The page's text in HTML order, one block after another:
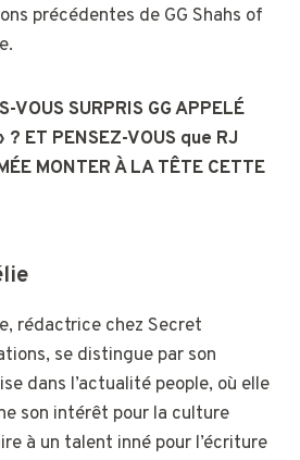
précédentes de GG Shahs of
VOUS SURPRIS GG APPELÉ
? ET PENSEZ-VOUS que RJ
MONTER À LA TÊTE CETTE
rédactrice chez Secret
se distingue par son
dans l’actualité people, où elle
son intérêt pour la culture
à un talent inné pour l’écriture